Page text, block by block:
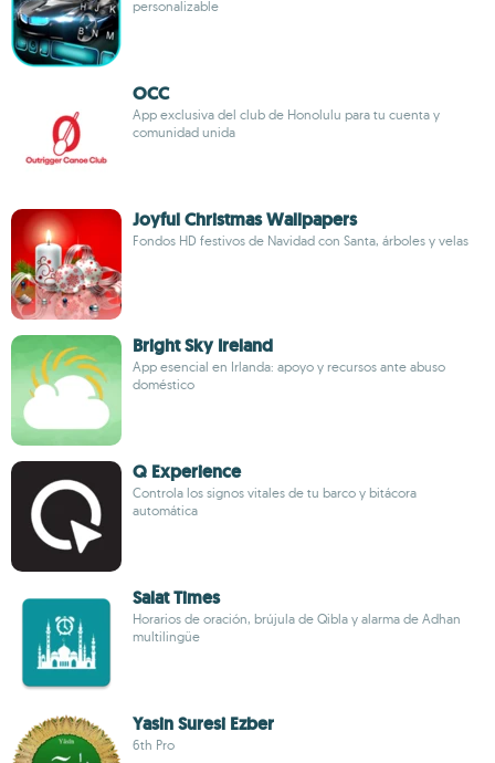
personalizable
OCC
App exclusiva del club de Honolulu para tu cuenta y
comunidad unida
Joyful Christmas Wallpapers
Fondos HD festivos de Navidad con Santa, árboles y velas
Bright Sky Ireland
App esencial en Irlanda: apoyo y recursos ante abuso
doméstico
Q Experience
Controla los signos vitales de tu barco y bitácora
automática
Salat Times
Horarios de oración, brújula de Qibla y alarma de Adhan
multilingüe
Yasin Suresi Ezber
6th Pro